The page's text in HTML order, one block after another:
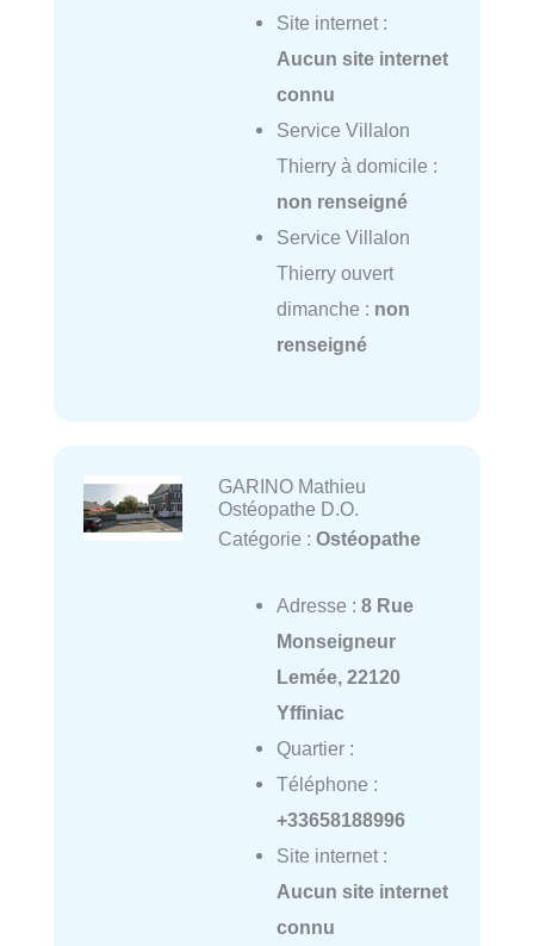
Site internet :
Aucun site internet
connu
Service Villalon
Thierry à domicile :
non renseigné
Service Villalon
Thierry ouvert
dimanche : non
renseigné
GARINO Mathieu
Ostéopathe D.O.
Catégorie : Ostéopathe
Adresse : 8 Rue
Monseigneur
Lemée, 22120
Yffiniac
Quartier :
Téléphone :
+33658188996
Site internet :
Aucun site internet
connu